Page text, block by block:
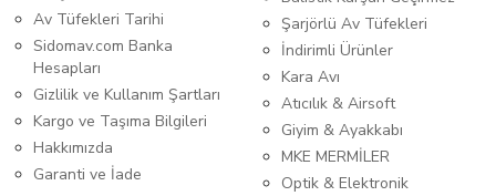
Av Tüfekleri Tarihi
Sidomav.com Banka
Hesapları
Gizlilik ve Kullanım Şartları
Kargo ve Taşıma Bilgileri
Hakkımızda
Garanti ve İade
Şarjörlü Av Tüfekleri
İndirimli Ürünler
Kara Avı
Atıcılık & Airsoft
Giyim & Ayakkabı
MKE MERMİLER
Optik & Elektronik